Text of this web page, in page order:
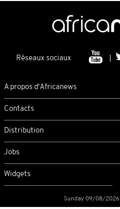
Réseaux sociaux
A propos d'Africanews
Contacts
Distribution
Jobs
Widgets
Sunday 09/08/2026